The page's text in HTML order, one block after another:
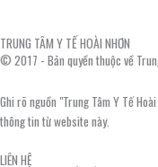
TRUNG TÂM Y TẾ HOÀI NHƠN
© 2017 - Bản quyền thuộc về
Ghi rõ nguồn "Trung Tâm Y Tế
thông tin từ website này.
LIÊN HỆ